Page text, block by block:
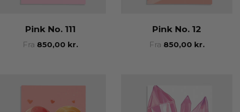
Pink No. 111
Fra 850,00 kr.
Pink No. 12
Fra 850,00 kr.